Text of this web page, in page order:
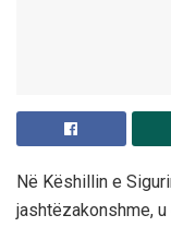
Në Këshillin e
jashtëzakonshme,